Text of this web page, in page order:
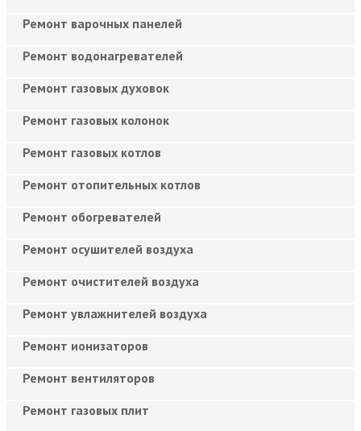
Ремонт варочных панелей
Ремонт водонагревателей
Ремонт газовых духовок
Ремонт газовых колонок
Ремонт газовых котлов
Ремонт отопительных котлов
Ремонт обогревателей
Ремонт осушителей воздуха
Ремонт очистителей воздуха
Ремонт увлажнителей воздуха
Ремонт ионизаторов
Ремонт вентиляторов
Ремонт газовых плит